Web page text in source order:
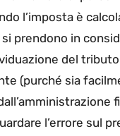
l’imposta è
prendono in
del
(purché sia
l’errore sul